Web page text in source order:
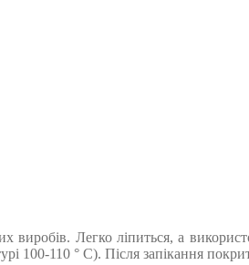
виробів. Легко ліпиться, а
100-110 ° С). Після запікання